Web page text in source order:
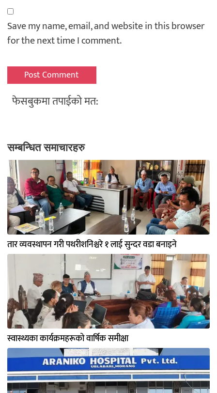
Save my name, email, and website in this browser
for the next time I comment.
फेसबुकमा तपाईको मत:
सम्बन्धित समाचारहरु
तार व्यवस्थापन गरी पथरीशनिश्चरे १ लाई सुन्दर वडा बनाइने
स्वास्थ्यका कार्यक्रमहरूको वार्षिक समीक्षा